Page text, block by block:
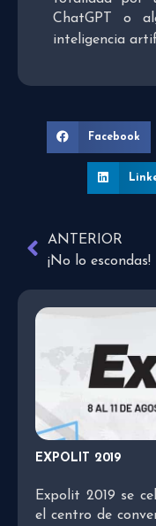
ChatGPT o
inteligencia
Facebook
ANTERIOR
¡No lo escondas!
EXPOLIT 2019
Expolit 2019 se
el centro de